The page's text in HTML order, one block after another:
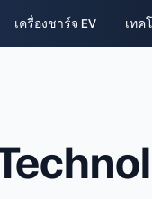
เครื่องชาร์จ EV เทค